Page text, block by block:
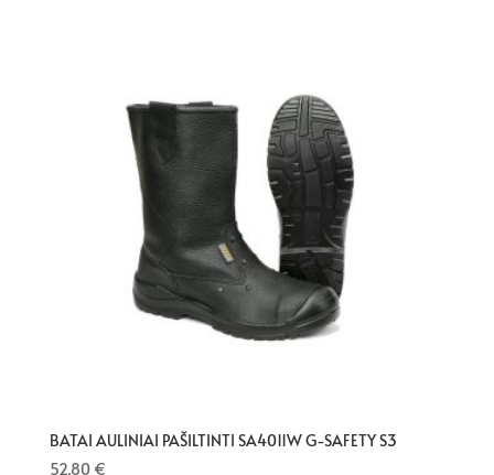
BATAI AULINIAI PAŠILTINTI SA4011W G-SAFETY S3
52,80 €